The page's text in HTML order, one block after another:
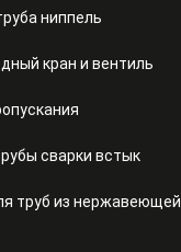
ниппель
кран и вентиль
сварки встык
труб из нержавеющей